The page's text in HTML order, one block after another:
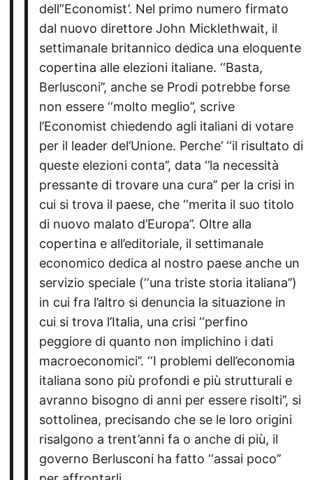
dell’‘Economist’. Nel primo numero firmato
dal nuovo direttore John Micklethwait, il
settimanale britannico dedica una eloquente
copertina alle elezioni italiane. ‘‘Basta,
Berlusconi’’, anche se Prodi potrebbe forse
non essere ‘‘molto meglio’’, scrive
l’Economist chiedendo agli italiani di votare
per il leader del’Unione. Perche’ ‘‘il risultato di
queste elezioni conta’’, data ‘’la necessità
pressante di trovare una cura’’ per la crisi in
cui si trova il paese, che ‘‘merita il suo titolo
di nuovo malato d’Europa’’. Oltre alla
copertina e all’editoriale, il settimanale
economico dedica al nostro paese anche un
servizio speciale (‘‘una triste storia italiana’’)
in cui fra l’altro si denuncia la situazione in
cui si trova l’Italia, una crisi ‘‘perfino
peggiore di quanto non implichino i dati
macroeconomici’’. ‘‘I problemi dell’economia
italiana sono più profondi e più strutturali e
avranno bisogno di anni per essere risolti’’, si
sottolinea, precisando che se le loro origini
risalgono a trent’anni fa o anche di più, il
governo Berlusconi ha fatto ‘‘assai poco’’